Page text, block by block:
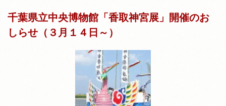
千葉県立中央博物館「香取神宮展」開催のお
しらせ（３月１４日～）